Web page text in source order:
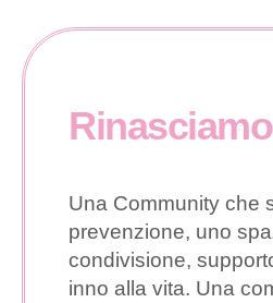
Una Community che
prevenzione, uno
condivisione,
inno alla vita. Una